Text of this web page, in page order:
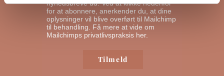
nyhedsbreve ud. Ved at klikke nedenfor
for at abonnere, anerkender du, at dine
oplysninger vil blive overført til Mailchimp
til behandling. Få mere at vide om
Mailchimps privatlivspraksis her.